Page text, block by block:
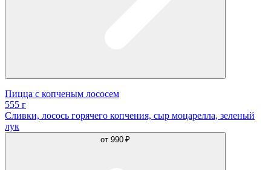
Пицца с копченым лососем
555 г
Сливки, лосось горячего копчения, сыр моцарелла, зеленый
лук
от 990 ₽